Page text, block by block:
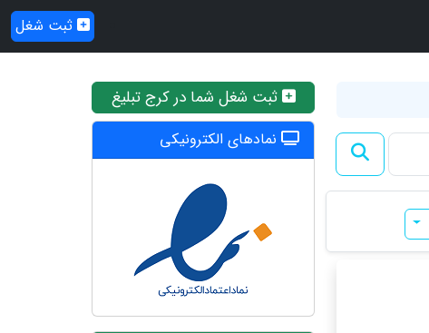
ثبت شغل
ثبت شغل شما در کرج تبلیغ
نمادهای الکترونیکی